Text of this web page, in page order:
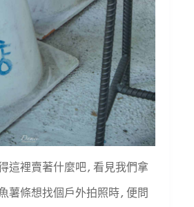
這裡賣著什麼吧,看見我們拿
薯條想找個戶外拍照時,便問